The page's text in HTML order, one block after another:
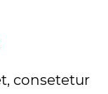
consetetur